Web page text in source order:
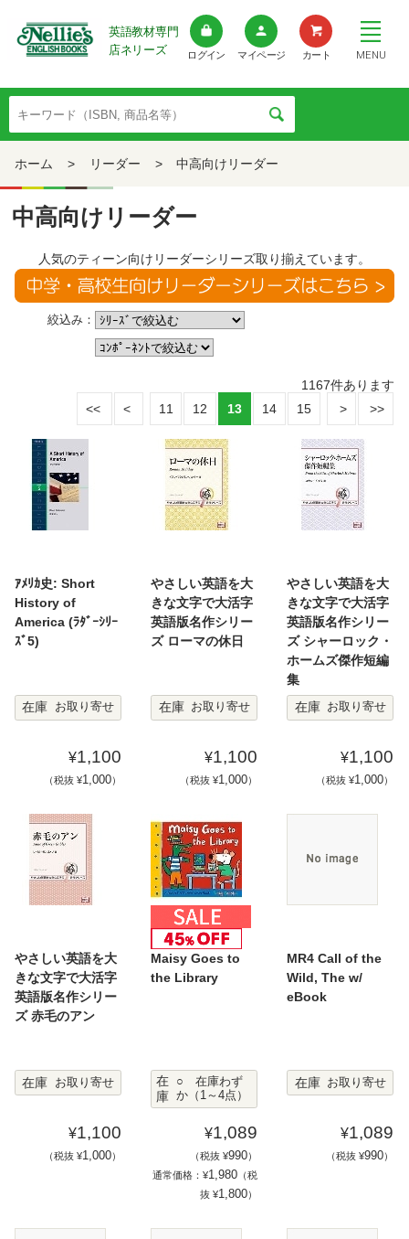
英語教材専門
店ネリーズ
ログイン マイページ カート MENU
ホーム > リーダー > 中高向けリーダー
中高向けリーダー
人気のティーン向けリーダーシリーズ取り揃えています。
絞込み：
1167件あります
11
12 13 14 15
ｱﾒﾘｶ史: Short
History of
America (ﾗﾀﾞｰｼﾘｰ
ｽﾞ5)
在庫 お取り寄せ
¥1,100
（税抜 ¥1,000）
やさしい英語を大
きな文字で大活字
英語版名作シリー
ズ ローマの休日
在庫 お取り寄せ
¥1,100
（税抜 ¥1,000）
やさしい英語を大
きな文字で大活字
英語版名作シリー
ズ シャーロック・
ホームズ傑作短編
集
在庫
お取り寄せ
¥1,100
（税抜 ¥1,000）
やさしい英語を大
きな文字で大活字
英語版名作シリー
ズ 赤毛のアン
在庫 お取り寄せ
¥1,100
（税抜 ¥1,000）
Maisy Goes to
the Library
在
庫
○ 在庫わず
か（1～4点）
¥1,089
（税抜 ¥990）
通常価格：¥1,980（税
抜 ¥1,800）
MR4 Call of the
Wild, The w/
eBook
在庫 お取り寄せ
¥1,089
（税抜 ¥990）